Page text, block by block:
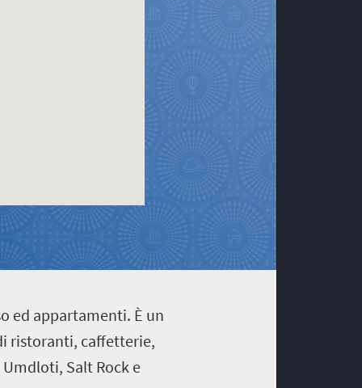
ed appartamenti. È un
ristoranti, caffetterie,
Salt Rock e